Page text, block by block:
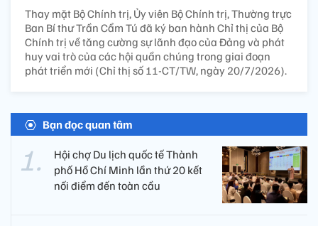
Thay mặt Bộ Chính trị, Ủy viên Bộ Chính trị, Thường trực
Ban Bí thư Trần Cẩm Tú đã ký ban hành Chỉ thị của Bộ
Chính trị về tăng cường sự lãnh đạo của Đảng và phát
huy vai trò của các hội quần chúng trong giai đoạn
phát triển mới (Chỉ thị số 11-CT/TW, ngày 20/7/2026).
Bạn đọc quan tâm
Hội chợ Du lịch quốc tế Thành
phố Hồ Chí Minh lần thứ 20 kết
nối điểm đến toàn cầu